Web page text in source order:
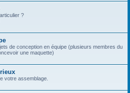
?
de conception en équipe (plusieurs membres du
une maquette)
votre assemblage.